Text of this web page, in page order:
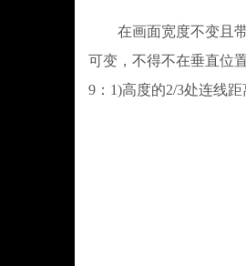
在画面宽度不变且带
可变，不得不在垂直位
9：1)高度的2/3处连线